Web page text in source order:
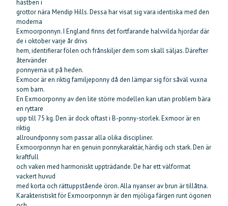
hästben i
grottor nära Mendip Hills. Dessa har visat sig vara identiska med den
moderna
Exmoorponnyn. I England finns det fortfarande halvvilda hjordar där
de i oktober varje år drivs
hem, identifierar fölen och frånskiljer dem som skall säljas. Därefter
återvänder
ponnyerna ut på heden.
Exmoor är en riktig familjeponny då den lämpar sig för såväl vuxna
som barn.
En Exmoorponny av den lite större modellen kan utan problem bära
en ryttare
upp till 75 kg. Den är dock oftast i B-ponny-storlek. Exmoor är en
riktig
allroundponny som passar alla olika discipliner.
Exmoorponnyn har en genuin ponnykaraktär, härdig och stark. Den är
kraftfull
och vaken med harmoniskt uppträdande. De har ett välformat
vackert huvud
med korta och rättuppstående öron. Alla nyanser av brun är tillåtna.
Karakteristiskt för Exmoorponnyn är den mjöliga färgen runt ögonen